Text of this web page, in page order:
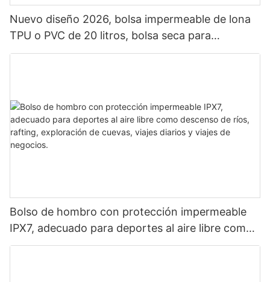
Nuevo diseño 2026, bolsa impermeable de lona
TPU o PVC de 20 litros, bolsa seca para
exteriores, mochila impermeable para camping.
Bolso de hombro con protección impermeable
IPX7, adecuado para deportes al aire libre como
descenso de ríos, rafting, exploración de cuevas,